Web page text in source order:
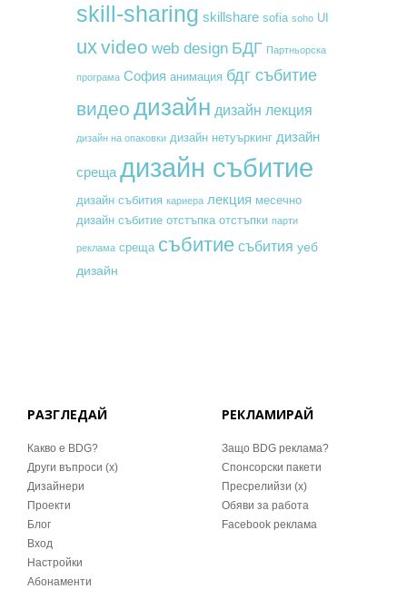
skill-sharing skillshare sofia soho UI
uxvideo web design БДГ Партньорска
програма София анимация бдг събитие
видео дизайн дизайн лекция
дизайн на опаковки дизайн нетуъркинг дизайн
среща дизайн събитие
дизайн събития кариера лекция месечно
дизайн събитие отстъпка отстъпки парти
реклама среща събитие събития уеб
дизайн
РАЗГЛЕДАЙ
Какво е BDG?
Други въпроси (x)
Дизайнери
Проекти
Блог
Вход
Настройки
Абонаменти
РЕКЛАМИРАЙ
Защо BDG реклама?
Спонсорски пакети
Пресрелийзи (x)
Обяви за работа
Facebook реклама